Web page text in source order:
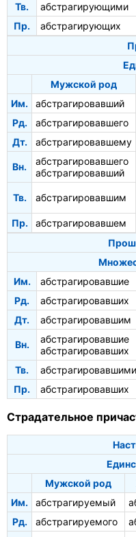
Тв.
абстрагирующими
Пр.
абстрагирующих
Мужской род
Им.
абстрагировавший
Рд.
абстрагировавшего
Дт.
абстрагировавшему
Вн.
абстрагировавшего
абстрагировавший
Тв. абстрагировавшим
Пр. абстрагировавшем
Им.
абстрагировавшие
Рд.
абстрагировавших
Дт.
абстрагировавшим
Вн.
абстрагировавшие
абстрагировавших
Тв.
абстрагировавшими
Пр.
абстрагировавших
Страдательное
Мужской род
Им.
абстрагируемый
Рд.
абстрагируемого